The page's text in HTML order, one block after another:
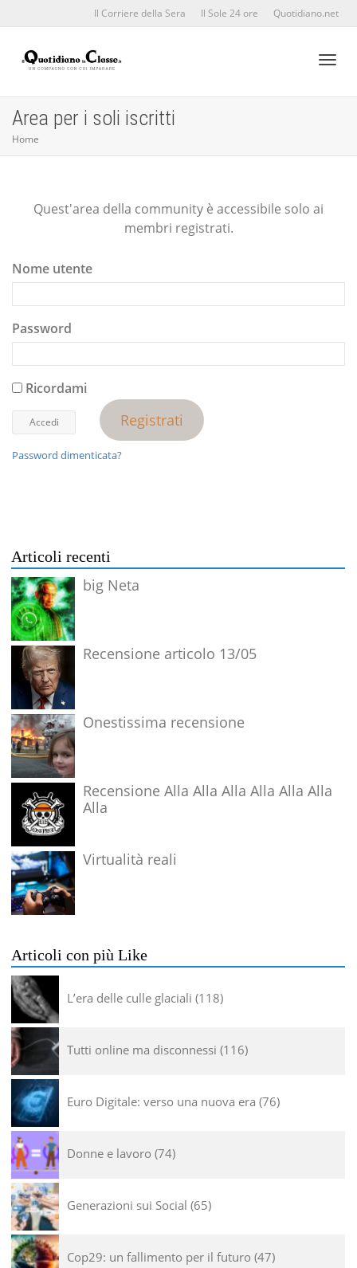
Il Corriere della Sera Il Sole 24 ore Quotidiano.net
Area per i soli iscritti
Home
Quest'area della community è accessibile solo ai
membri registrati.
Nome utente
Password
Ricordami
Registrati
Password dimenticata?
Articoli recenti
big Neta
Recensione articolo 13/05
Onestissima recensione
Recensione Alla Alla Alla Alla Alla Alla
Alla
Virtualità reali
Articoli con più Like
L’era delle culle glaciali 118
Tutti online ma disconnessi 116
Euro Digitale: verso una nuova era 76
Donne e lavoro 74
Generazioni sui Social 65
Cop29: un fallimento per il futuro 47